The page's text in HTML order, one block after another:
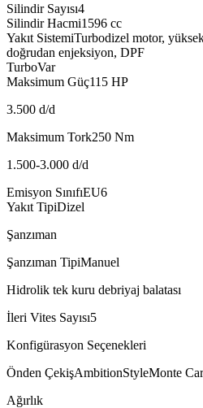
Silindir Sayısı4
Silindir Hacmi1596 cc
Yakıt SistemiTurbodizel motor,
doğrudan enjeksiyon, DPF
TurboVar
Maksimum Güç115 HP
3.500 d/d
Maksimum Tork250 Nm
1.500-3.000 d/d
Emisyon SınıfıEU6
Yakıt TipiDizel
Şanzıman
Şanzıman TipiManuel
Hidrolik tek kuru debriyaj balatası
İleri Vites Sayısı5
Konfigürasyon Seçenekleri
Önden ÇekişAmbitionStyleMonte
Ağırlık